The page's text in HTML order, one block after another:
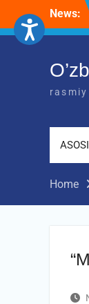
content
News:
Home